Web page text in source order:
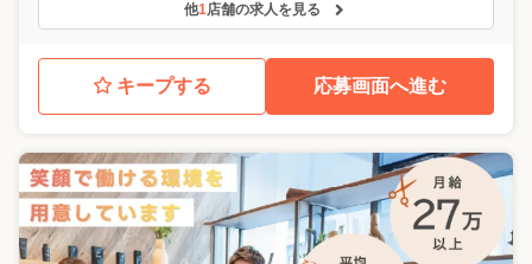
他1店舗の求人を見る
キープする 応募画面へ進む